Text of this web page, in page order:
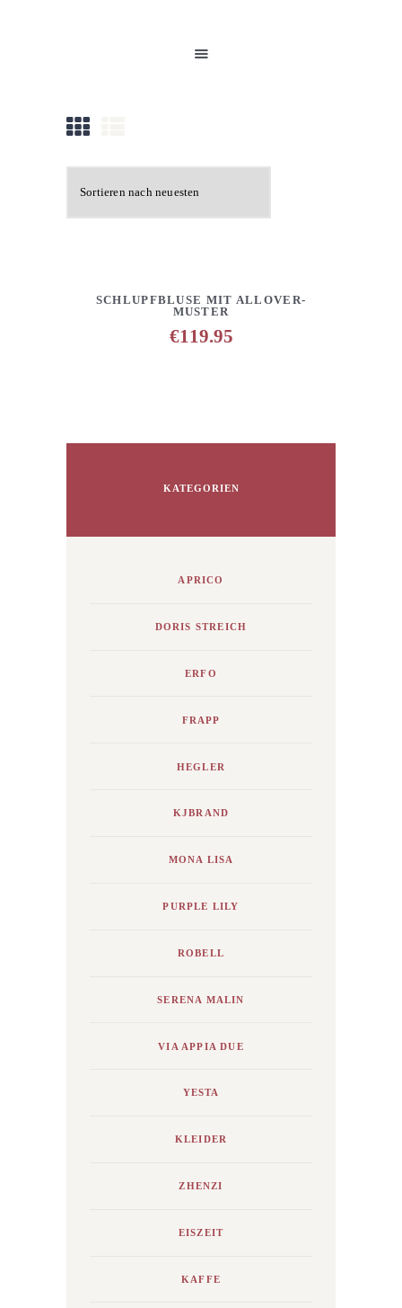
ÜBER UNS
KONTAKT
DETAILS ANFRAGE HINZUFÜGEN
SCHLUPFBLUSE MIT ALLOVER-
MUSTER
€119.95
KATEGORIEN
APRICO
DORIS STREICH
ERFO
FRAPP
HEGLER
KJBRAND
MONA LISA
PURPLE LILY
ROBELL
SERENA MALIN
VIA APPIA DUE
YESTA
KLEIDER
ZHENZI
EISZEIT
KAFFE